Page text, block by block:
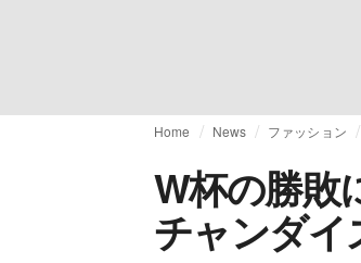
Home News ファッション
W杯の勝敗
チャンダイ